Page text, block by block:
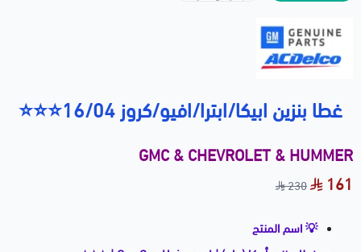
غطا بنزين ابيكا/ابترا/افيو/كروز 16/04⭐⭐⭐
GMC & CHEVROLET & HUMMER
161
230
💡 اسم المنتج